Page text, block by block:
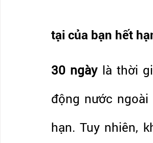
tại của bạn hết
30 ngày là thời
động nước
hạn. Tuy nhiên,